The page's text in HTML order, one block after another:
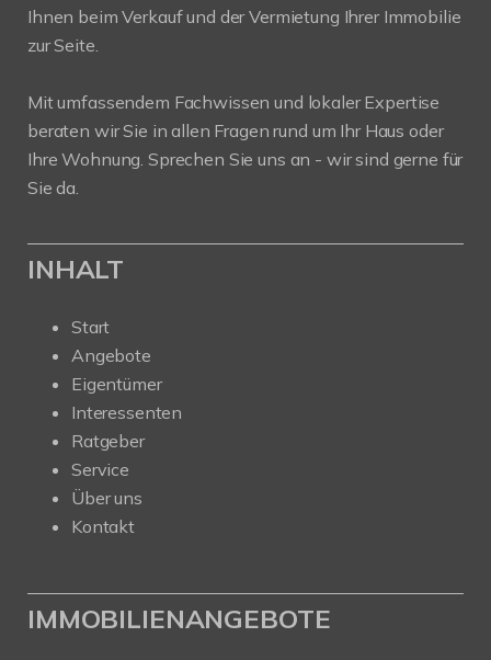
Ihnen beim Verkauf und der Vermietung Ihrer Immobilie
zur Seite.
Mit umfassendem Fachwissen und lokaler Expertise
beraten wir Sie in allen Fragen rund um Ihr Haus oder
Ihre Wohnung. Sprechen Sie uns an - wir sind gerne für
Sie da.
INHALT
Start
Angebote
Eigentümer
Interessenten
Ratgeber
Service
Über uns
Kontakt
IMMOBILIENANGEBOTE